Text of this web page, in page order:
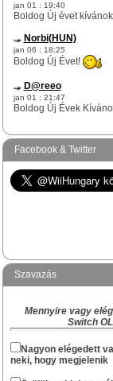
jan 01 : 19:40
Boldog Új évet
Norbi(HUN)
jan 06 : 18:25
Boldog Új Évet!
D@reeo
jan 01 : 21:47
Boldog Új Évek
rorr te egy igazi
Na skacok, van még
dec 09 : 17:29
Hi!
van kedved
megírhatja a
várás hangulatát, hogy
...ha csak nem halt ki
Facebook & Twitter
Szavazás
Mennyire vagy
Switch
Nagyon elégedett
neki, hogy megjelenik